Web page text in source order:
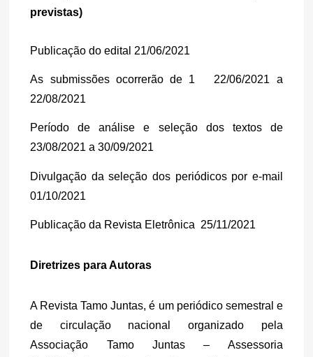
previstas)
Publicação do edital 21/06/2021
As submissões ocorrerão de 1   22/06/2021 a
22/08/2021
Período de análise e seleção dos textos de
23/08/2021 a 30/09/2021
Divulgação da seleção dos periódicos por e-mail
01/10/2021
Publicação da Revista Eletrônica 25/11/2021
Diretrizes para Autoras
A Revista Tamo Juntas, é um periódico semestral e
de circulação nacional organizado pela
Associação Tamo Juntas – Assessoria